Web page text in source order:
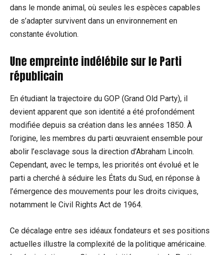
dans le monde animal, où seules les espèces capables
de s’adapter survivent dans un environnement en
constante évolution.
Une empreinte indélébile sur le Parti
républicain
En étudiant la trajectoire du GOP (Grand Old Party), il
devient apparent que son identité a été profondément
modifiée depuis sa création dans les années 1850. À
l’origine, les membres du parti œuvraient ensemble pour
abolir l’esclavage sous la direction d’Abraham Lincoln.
Cependant, avec le temps, les priorités ont évolué et le
parti a cherché à séduire les États du Sud, en réponse à
l’émergence des mouvements pour les droits civiques,
notamment le Civil Rights Act de 1964.
Ce décalage entre ses idéaux fondateurs et ses positions
actuelles illustre la complexité de la politique américaine.